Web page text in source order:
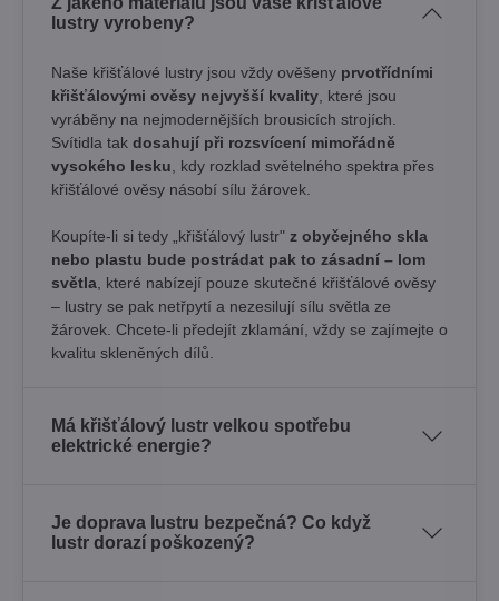
lustry vyrobeny?
Naše křišťálové lustry jsou vždy ověšeny prvotřídními
křišťálovými ověsy nejvyšší kvality , které jsou
vyráběny na nejmodernějších brousicích strojích.
Svítidla tak dosahují při rozsvícení mimořádně
vysokého lesku , kdy rozklad světelného spektra přes
křišťálové ověsy násobí sílu žárovek. ​
Koupíte-li si tedy „křišťálový lustr" z obyčejného skla
nebo plastu bude postrádat pak to zásadní – lom
světla , které nabízejí pouze skutečné křišťálové ověsy
– lustry se pak netřpytí a nezesilují sílu světla ze
žárovek. Chcete-li předejít zklamání, vždy se zajímejte o
kvalitu skleněných dílů.
Má křišťálový lustr velkou spotřebu
elektrické energie?
Je doprava lustru bezpečná? Co když
lustr dorazí poškozený?